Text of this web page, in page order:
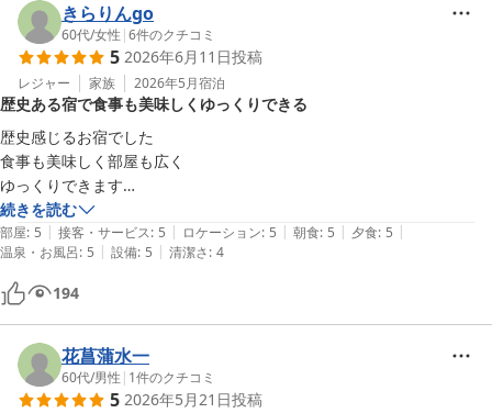
きらりんgo
60代/女性 |6件のクチコミ
5 2026年6月11日投稿
レジャー 家族 2026年5月宿泊
歴史ある宿で食事も美味しくゆっくりできる
歴史感じるお宿でした
食事も美味しく部屋も広く
ゆっくりできます
お湯はかなり熱くて長くはきついです
泉質が良く疲れが癒されます
湖側の網戸はあけたら虫が入るのでやめた方がいいです
続きを読む
部屋: 5 | 接客・サービス: 5 | ロケーション: 5 | 朝食: 5 | 夕食: 5 |
温泉・お風呂: 5 | 設備: 5 | 清潔さ: 4
194
花菖蒲水一
60代/男性 | 1件のクチコミ
5 2026年5月21日投稿